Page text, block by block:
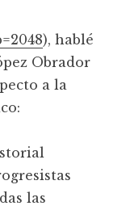
), hablé
Obrador
a la
las